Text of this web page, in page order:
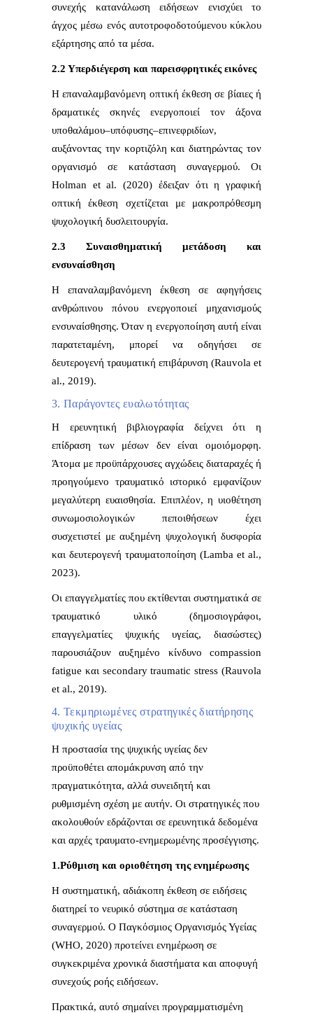
συνεχής κατανάλωση ειδήσεων ενισχύει το
άγχος μέσω ενός αυτοτροφοδοτούμενου κύκλου
εξάρτησης από τα μέσα.
2.2 Υπερδιέγερση και παρεισφρητικές εικόνες
Η επαναλαμβανόμενη οπτική έκθεση σε βίαιες ή
δραματικές σκηνές ενεργοποιεί τον άξονα
υποθαλάμου–υπόφυσης–επινεφριδίων,
αυξάνοντας την κορτιζόλη και διατηρώντας τον
οργανισμό σε κατάσταση συναγερμού. Οι
Holman et al. (2020) έδειξαν ότι η γραφική
οπτική έκθεση σχετίζεται με μακροπρόθεσμη
ψυχολογική δυσλειτουργία.
2.3 Συναισθηματική μετάδοση και
ενσυναίσθηση
Η επαναλαμβανόμενη έκθεση σε αφηγήσεις
ανθρώπινου πόνου ενεργοποιεί μηχανισμούς
ενσυναίσθησης. Όταν η ενεργοποίηση αυτή είναι
παρατεταμένη, μπορεί να οδηγήσει σε
δευτερογενή τραυματική επιβάρυνση (Rauvola et
al., 2019).
3. Παράγοντες ευαλωτότητας
Η ερευνητική βιβλιογραφία δείχνει ότι η
επίδραση των μέσων δεν είναι ομοιόμορφη.
Άτομα με προϋπάρχουσες αγχώδεις διαταραχές ή
προηγούμενο τραυματικό ιστορικό εμφανίζουν
μεγαλύτερη ευαισθησία. Επιπλέον, η υιοθέτηση
συνωμοσιολογικών πεποιθήσεων έχει
συσχετιστεί με αυξημένη ψυχολογική δυσφορία
και δευτερογενή τραυματοποίηση (Lamba et al.,
2023).
Οι επαγγελματίες που εκτίθενται συστηματικά σε
τραυματικό υλικό (δημοσιογράφοι,
επαγγελματίες ψυχικής υγείας, διασώστες)
παρουσιάζουν αυξημένο κίνδυνο compassion
fatigue και secondary traumatic stress (Rauvola
et al., 2019).
4. Τεκμηριωμένες στρατηγικές διατήρησης
ψυχικής υγείας
Η προστασία της ψυχικής υγείας δεν
προϋποθέτει απομάκρυνση από την
πραγματικότητα, αλλά συνειδητή και
ρυθμισμένη σχέση με αυτήν. Οι στρατηγικές που
ακολουθούν εδράζονται σε ερευνητικά δεδομένα
και αρχές τραυματο-ενημερωμένης προσέγγισης.
1.Ρύθμιση και οριοθέτηση της ενημέρωσης
Η συστηματική, αδιάκοπη έκθεση σε ειδήσεις
διατηρεί το νευρικό σύστημα σε κατάσταση
συναγερμού. Ο Παγκόσμιος Οργανισμός Υγείας
(WHO, 2020) προτείνει ενημέρωση σε
συγκεκριμένα χρονικά διαστήματα και αποφυγή
συνεχούς ροής ειδήσεων.
Πρακτικά, αυτό σημαίνει προγραμματισμένη